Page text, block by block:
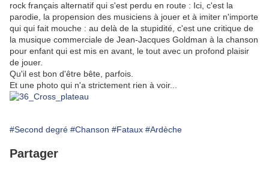
rock français alternatif qui s'est perdu en route : Ici, c'est la
parodie, la propension des musiciens à jouer et à imiter n'importe
qui qui fait mouche : au delà de la stupidité, c'est une critique de
la musique commerciale de Jean-Jacques Goldman à la chanson
pour enfant qui est mis en avant, le tout avec un profond plaisir
de jouer.
Qu'il est bon d'être bête, parfois.
Et une photo qui n'a strictement rien à voir...
#Second degré #Chanson #Fataux #Ardèche
Partager